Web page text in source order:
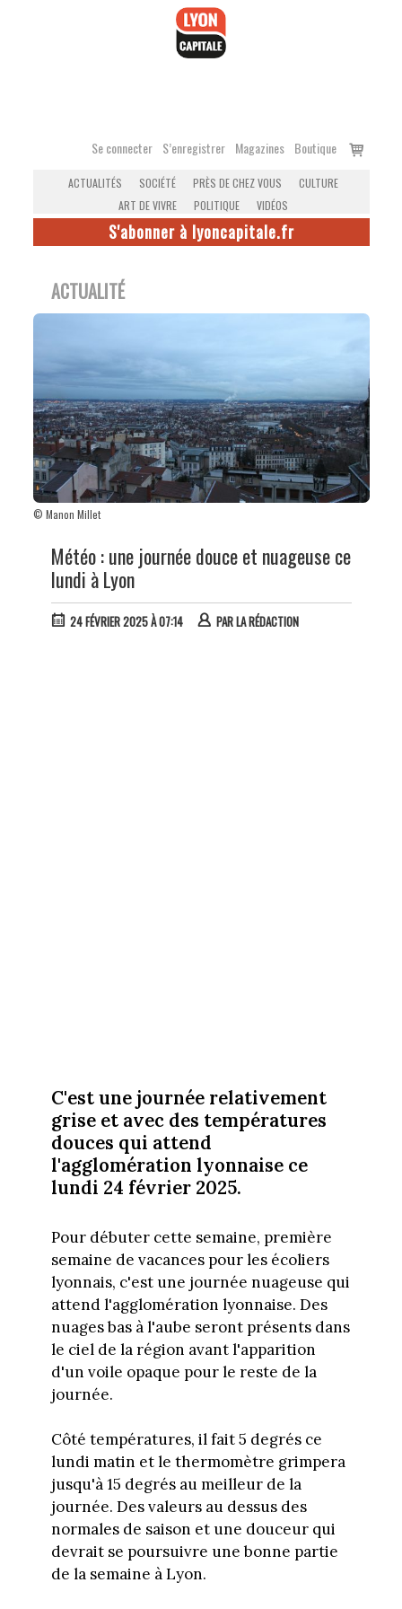
Se connecter S’enregistrer Magazines Boutique
Voir
ACTUALITÉS SOCIÉTÉ PRÈS DE CHEZ VOUS
CULTURE
ART DE VIVRE
POLITIQUE VIDÉOS
S'abonner à lyoncapitale.fr
ACTUALITÉ
© Manon Millet
Météo : une journée douce et nuageuse ce
lundi à Lyon
24 FÉVRIER 2025 À 07:14 PARLA RÉDACTION
C'est une journée relativement
grise et avec des températures
douces qui attend
l'agglomération lyonnaise ce
lundi 24 février 2025.
Pour débuter cette semaine, première
semaine de vacances pour les écoliers
lyonnais, c'est une journée nuageuse qui
attend l'agglomération lyonnaise. Des
nuages bas à l'aube seront présents dans
le ciel de la région avant l'apparition
d'un voile opaque pour le reste de la
journée.
Côté températures, il fait 5 degrés ce
lundi matin et le thermomètre grimpera
jusqu'à 15 degrés au meilleur de la
journée. Des valeurs au dessus des
normales de saison et une douceur qui
devrait se poursuivre une bonne partie
de la semaine à Lyon.